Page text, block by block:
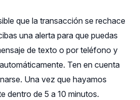
que la transacción se rechace
una alerta para que puedas
de texto o por teléfono y
Ten en cuenta
Una vez que hayamos
dentro de 5 a 10 minutos.